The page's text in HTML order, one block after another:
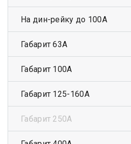
На дин-рейку до 100А
Габарит 63А
Габарит 100А
Габарит 125-160А
Габарит 250А